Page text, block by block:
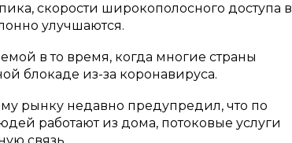
скорости широкополосного доступа в
улучшаются.
в то время, когда многие страны
блокаде из-за коронавируса.
рынку недавно предупредил, что по
работают из дома, потоковые услуги